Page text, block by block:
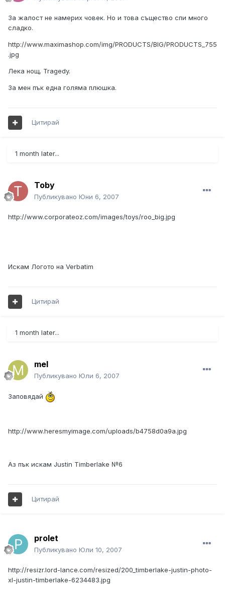
За жалост не намерих човек. Но и това същество спи много
сладко.
http://www.maximashop.com/img/PRODUCTS/BIG/PRODUCTS_755
.jpg
Лека нощ, Tragedy.
За мен пък една голяма плюшка.
Цитирай
1 month later...
Toby
Публикувано Юни 6, 2007
http://www.corporateoz.com/images/toys/roo_big.jpg
Искам Логото на Verbatim
Цитирай
1 month later...
mel
Публикувано Юли 6, 2007
Заповядай
http://www.heresmyimage.com/uploads/b4758d0a9a.jpg
Аз пък искам Justin Timberlake №6
Цитирай
prolet
Публикувано Юли 10, 2007
http://resizr.lord-lance.com/resized/200_timberlake-justin-photo-
xl-justin-timberlake-6234483.jpg